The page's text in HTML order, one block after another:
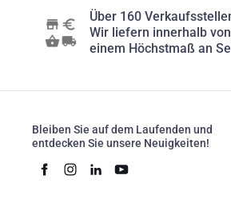
Über 160
Wir liefern innerhalb
einem Höchstmaß an
Bleiben Sie auf dem Laufenden und
entdecken Sie unsere Neuigkeiten!